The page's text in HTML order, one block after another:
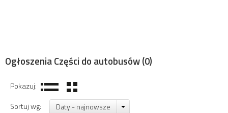
Ogłoszenia Części do autobusów(0)
Pokazuj:
Sortuj wg:
Daty - najnowsze